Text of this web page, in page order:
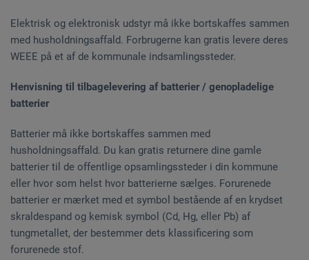
Elektrisk og elektronisk udstyr må ikke bortskaffes sammen
med husholdningsaffald. Forbrugerne kan gratis levere deres
WEEE på et af de kommunale indsamlingssteder.
Henvisning til tilbagelevering af batterier / genopladelige
batterier
Batterier må ikke bortskaffes sammen med
husholdningsaffald. Du kan gratis returnere dine gamle
batterier til de offentlige opsamlingssteder i din kommune
eller hvor som helst hvor batterierne sælges. Forurenede
batterier er mærket med et symbol bestående af en krydset
skraldespand og kemisk symbol (Cd, Hg, eller Pb) af
tungmetallet, der bestemmer dets klassificering som
forurenede stof.